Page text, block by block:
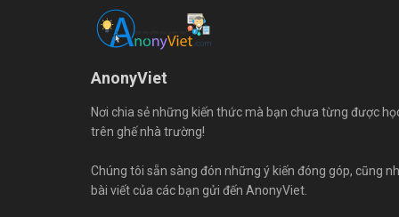
AnonyViet
Nơi chia sẻ những kiến thức mà bạn chưa từng được
trên ghế nhà trường!
Chúng tôi sẵn sàng đón những ý kiến đóng góp, cũng
bài viết của các bạn gửi đến AnonyViet.